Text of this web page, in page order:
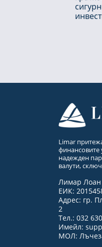
Limar
финансовите
надежден
валути,
Лимар
ЕИК:
Адрес: гр.
2
Тел.: 032
Имейл:
МОЛ: